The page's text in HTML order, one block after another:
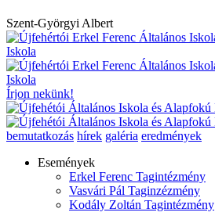
Szent-Györgyi Albert
Írjon nekünk!
bemutatkozás hírek galéria eredmények
Események
Erkel Ferenc Tagintézmény
Vasvári Pál Taginzézmény
Kodály Zoltán Tagintézmény